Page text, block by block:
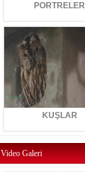
PORTRELER
KUŞLAR
Video Galeri